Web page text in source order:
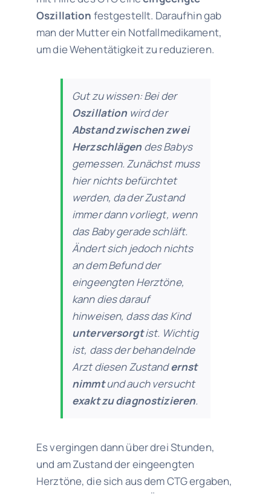
Oszillation festgestellt. Daraufhin gab
man der Mutter ein Notfallmedikament,
um die Wehentätigkeit zu reduzieren.
Gut zu wissen: Bei der
Oszillation wird der
Abstand zwischen zwei
Herzschlägen des Babys
gemessen. Zunächst muss
hier nichts befürchtet
werden, da der Zustand
immer dann vorliegt, wenn
das Baby gerade schläft.
Ändert sich jedoch nichts
an dem Befund der
eingeengten Herztöne,
kann dies darauf
hinweisen, dass das Kind
unterversorgtist. Wichtig
ist, dass der behandelnde
Arzt diesen Zustandernst
nimmtund auch versucht
exakt zu diagnostizieren.
Es vergingen dann über drei Stunden,
und am Zustand der eingeengten
Herztöne, die sich aus dem CTG ergaben,